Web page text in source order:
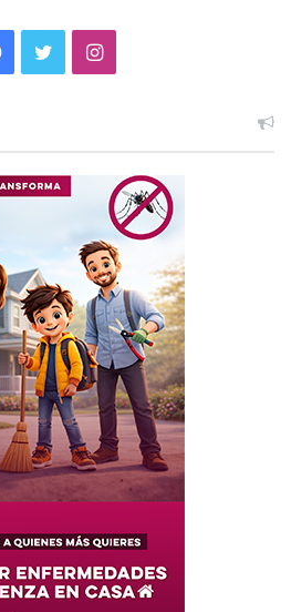
Facebook
TwitterInstagram